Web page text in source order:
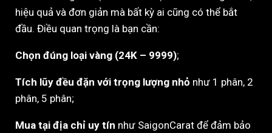
hiệu quả và đơn giản mà bất kỳ ai cũng có thể bắt
đầu. Điều quan trọng là bạn cần:
Chọn đúng loại vàng (24K – 9999);
Tích lũy đều đặn với trọng lượng nhỏ như 1 phân, 2
phân, 5 phân;
Mua tại địa chỉ uy tín như SaigonCarat để đảm bảo